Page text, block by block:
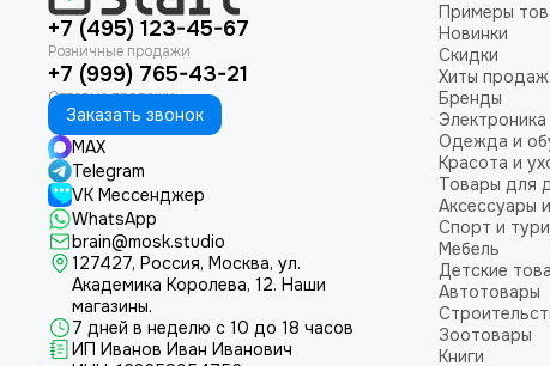
+7 (495) 123-45-67
+7 (999) 765-43-21
Заказать звонок
MAX
Telegram
VK Мессенджер
WhatsApp
brain@mosk.studio
127427, Россия, Москва, ул.
Академика Королева, 12. Наши
магазины.
7 дней в неделю с 10 до 18 часов
ИП Иванов Иван Иванович
Примеры
Новинки
Скидки
Хиты продаж
Бренды
Электроника
Одежда и
Красота и
Товары для
Аксессуары
Спорт и
Мебель
Детские
Автотовары
Зоотовары
Книги